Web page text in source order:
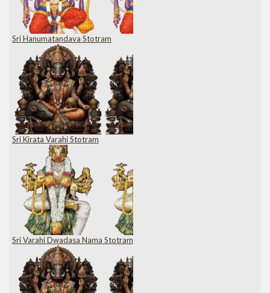
Sri Hanumatandava Stotram
Sri Kirata Varahi Stotram
Sri Varahi Dwadasa Nama Stotram